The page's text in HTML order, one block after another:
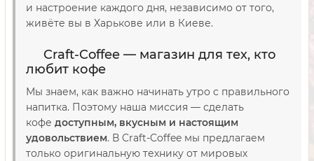
и настроение каждого дня, независимо от того,
живёте вы в Харькове или в Киеве.
Craft-Coffee — магазин для тех, кто
любит кофе
Мы знаем, как важно начинать утро с правильного
напитка. Поэтому наша миссия — сделать
кофе доступным, вкусным и настоящим
удовольствием. В Craft-Coffee мы предлагаем
только оригинальную технику от мировых